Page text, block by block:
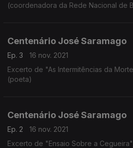
(coordenadora da Rede Nacional de
Centenário José Saramago
Ep. 3
16 nov. 2021
Excerto de "As Intermitências da
(poeta)
Centenário José Saramago
Ep. 2
16 nov. 2021
Excerto de "Ensaio Sobre a